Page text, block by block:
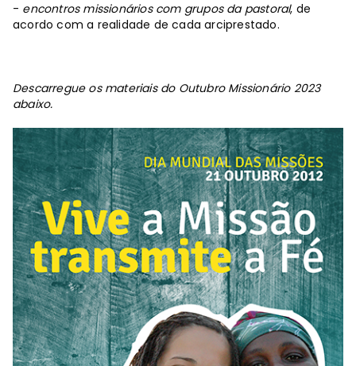
- encontros missionários com grupos da pastoral, de
acordo com a realidade de cada arciprestado.
Descarregue os materiais do Outubro Missionário 2023
abaixo.